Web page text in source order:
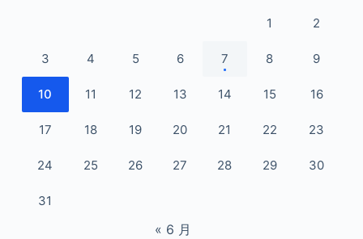
1 2
3 4 5 6 7 8 9
10 11 12 13 14 15 16
17 18 19 20 21 22 23
24 25 26 27 28 29 30
31
« 6 月